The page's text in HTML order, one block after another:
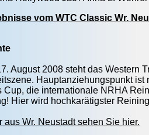
vom WTC Classic Wr.
August 2008 steht das Western
Hauptanziehungspunkt
Cup, die internationale NRHA
Hier wird hochkarätigster
aus Wr. Neustadt sehen Sie hier.